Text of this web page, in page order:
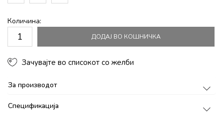
Количина:
ДОДАЈ ВО КОШНИЧКА
Зачувајте во списокот со желби
За производот
Спецификација